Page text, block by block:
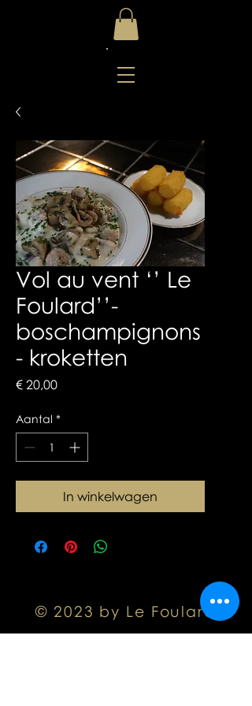
Vol au vent ‘’ Le
Foulard’’-
boschampignons
- kroketten
€ 20,00Prijs
Aantal *
In winkelwagen
© 2023 by Le Foulard